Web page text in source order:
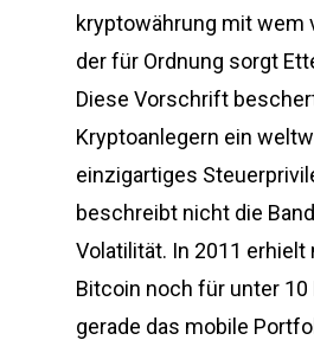
kryptowährung mit wem
der für Ordnung sorgt
Diese Vorschrift
Kryptoanlegern ein
einzigartiges
beschreibt nicht die
Volatilität. In 2011 erhielt
Bitcoin noch für unter 10
gerade das mobile